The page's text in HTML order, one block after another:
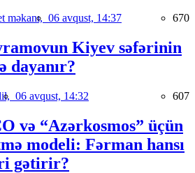
məkanı, 06 avqust, 14:37 670
Kiyev səfərinin
dayanır?
06 avqust, 14:32 607
və “Azərkosmos” üçün
modeli: Fərman hansı
gətirir?